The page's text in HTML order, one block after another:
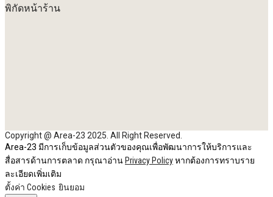
พิกัดหน้าร้าน
Copyright @ Area-23 2025. All Right Reserved.
Area-23 มีการเก็บข้อมูลส่วนตัวของคุณเพื่อพัฒนาการให้บริการและ
สื่อสารด้านการตลาด กรุณาอ่าน Privacy Policyหากต้องการทราบราย
ละเอียดเพิ่มเติม
ตั้งค่า Cookies ยินยอม